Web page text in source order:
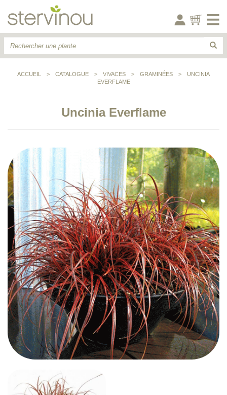
ACCUEIL > CATALOGUE > VIVACES > GRAMINÉES >
UNCINIA
EVERFLAME
Uncinia Everflame